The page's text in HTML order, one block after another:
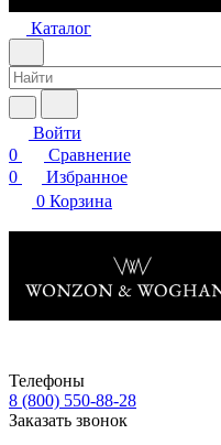
Каталог
Войти
0
Сравнение
0
Избранное
0 Корзина
Телефоны
8 (800) 550-88-28
Заказать звонок